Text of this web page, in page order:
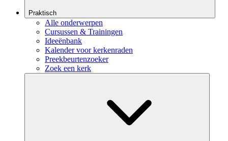
Praktisch
Alle onderwerpen
Cursussen & Trainingen
Ideeënbank
Kalender voor kerkenraden
Preekbeurtenzoeker
Zoek een kerk